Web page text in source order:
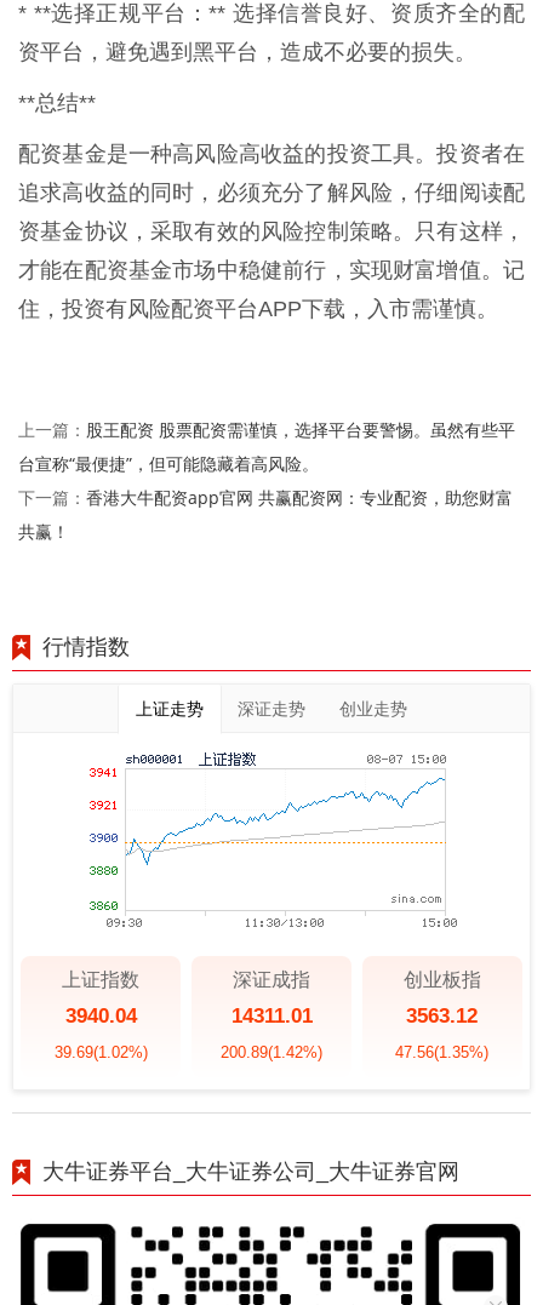
* **选择正规平台：** 选择信誉良好、资质齐全的配
资平台，避免遇到黑平台，造成不必要的损失。
**总结**
配资基金是一种高风险高收益的投资工具。投资者在
追求高收益的同时，必须充分了解风险，仔细阅读配
资基金协议，采取有效的风险控制策略。只有这样，
才能在配资基金市场中稳健前行，实现财富增值。记
住，投资有风险配资平台APP下载，入市需谨慎。
上一篇： 股王配资 股票配资需谨慎，选择平台要警惕。虽然有些平
台宣称“最便捷”，但可能隐藏着高风险。
下一篇： 香港大牛配资app官网 共赢配资网：专业配资，助您财富
共赢！
行情指数
上证走势 深证走势 创业走势
上证指数
3940.04
39.69(1.02%)
深证成指
14311.01
200.89(1.42%)
创业板指
3563.12
47.56(1.35%)
大牛证券平台_大牛证券公司_大牛证券官网